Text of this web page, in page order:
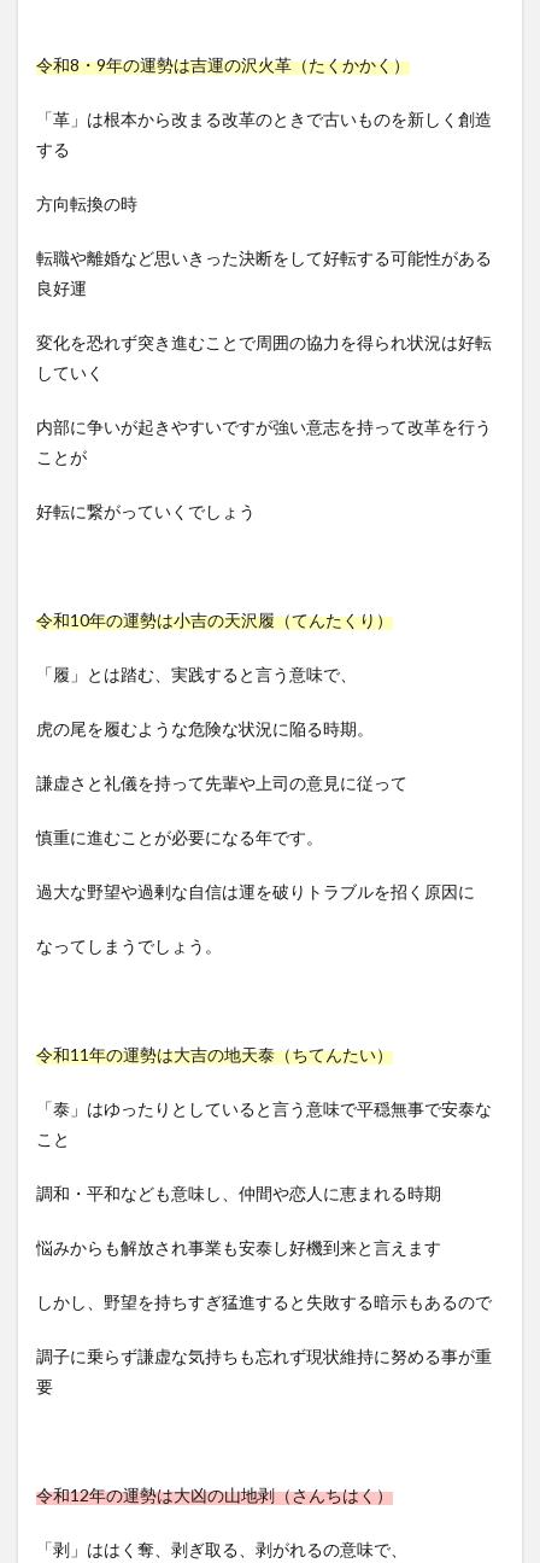
令和8・9年の運勢は吉運の沢火革（たくかかく）
「革」は根本から改まる改革のときで古いものを新しく創造
する
方向転換の時
転職や離婚など思いきった決断をして好転する可能性がある
良好運
変化を恐れず突き進むことで周囲の協力を得られ状況は好転
していく
内部に争いが起きやすいですが強い意志を持って改革を行う
ことが
好転に繋がっていくでしょう
令和10年の運勢は小吉の天沢履（てんたくり）
「履」とは踏む、実践すると言う意味で、
虎の尾を履むような危険な状況に陥る時期。
謙虚さと礼儀を持って先輩や上司の意見に従って
慎重に進むことが必要になる年です。
過大な野望や過剰な自信は運を破りトラブルを招く原因に
なってしまうでしょう。
令和11年の運勢は大吉の地天泰（ちてんたい）
「泰」はゆったりとしていると言う意味で平穏無事で安泰な
こと
調和・平和なども意味し、仲間や恋人に恵まれる時期
悩みからも解放され事業も安泰し好機到来と言えます
しかし、野望を持ちすぎ猛進すると失敗する暗示もあるので
調子に乗らず謙虚な気持ちも忘れず現状維持に努める事が重
要
令和12年の運勢は大凶の山地剥（さんちはく）
「剥」ははく奪、剥ぎ取る、剥がれるの意味で、